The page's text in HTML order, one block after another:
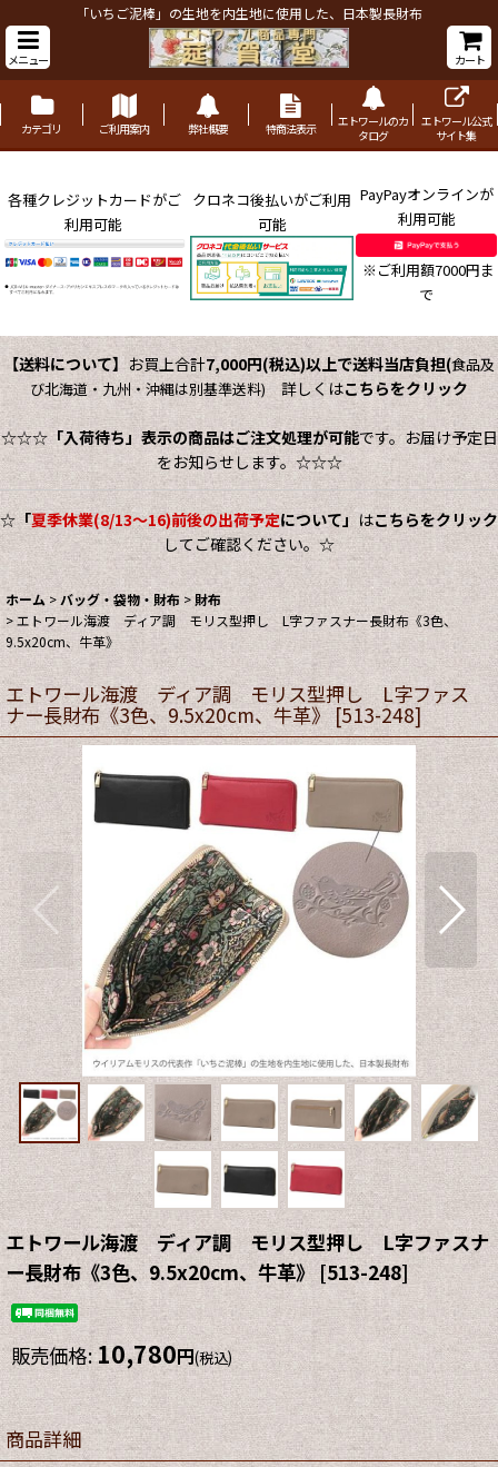
「いちご泥棒」の生地を内生地に使用した、日本製長財布
メニュー カート
カテゴリ ご利用案内 弊社概要 特商法表示
エトワールのカ
タログ
エトワール公式
サイト集
各種クレジットカードがご
利用可能
クロネコ後払いがご利用
可能
PayPayオンラインが
利用可能
※ご利用額7000円ま
で
【送料について】 お買上合計7,000円(税込)以上で送料当店負担(食品及
び北海道・九州・沖縄は別基準送料)詳しくはこちらをクリック
☆☆☆「入荷待ち」表示の商品はご注文処理が可能です。お届け予定日
をお知らせします。☆☆☆
☆「夏季休業(8/13～16)前後の出荷予定について」はこちらをクリック
してご確認ください。☆
ホーム > バッグ・袋物・財布 > 財布
>エトワール海渡 ディア調 モリス型押し L字ファスナー長財布《3色、
9.5x20cm、牛革》
エトワール海渡 ディア調 モリス型押し L字ファス
ナー長財布《3色、9.5x20cm、牛革》 [513-248]
エトワール海渡 ディア調 モリス型押し L字ファスナ
ー長財布《3色、9.5x20cm、牛革》 [513-248]
販売価格:10,780円(税込)
商品詳細